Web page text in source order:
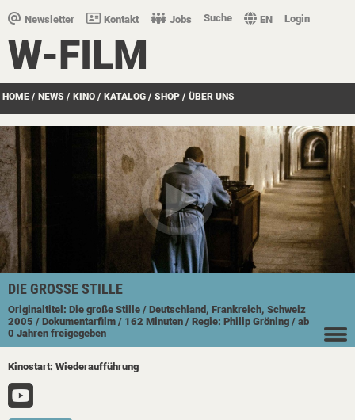
Newsletter Kontakt Jobs Suche EN Login
W-FILM
HOME / NEWS / KINO / KATALOG / SHOP / ÜBER UNS
DIE GROSSE STILLE
Originaltitel: Die große Stille / Deutschland, Frankreich, Schweiz
2005 / Dokumentarfilm / 162 Minuten / Regie: Philip Gröning / ab
0 Jahren freigegeben
Kinostart: Wiederaufführung